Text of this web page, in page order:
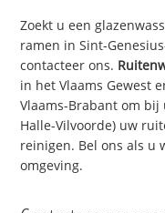
Zoekt u een
ramen in Sint-
contacteer ons.
in het Vlaams Gewest
Vlaams-Brabant om
Halle-Vilvoorde) uw
reinigen. Bel ons als u
omgeving.